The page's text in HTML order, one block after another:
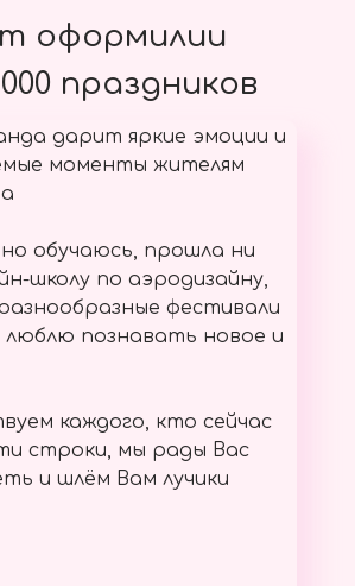
оформилии
праздников
дарит яркие эмоции и
моменты жителям
обучаюсь, прошла ни
школу по аэродизайну,
фестивали
люблю познавать новое и
каждого, кто сейчас
строки, мы рады Вас
и шлём Вам лучики